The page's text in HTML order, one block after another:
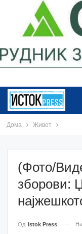
Дома Живот
(Фото/
зборови:
Од Istok Press На